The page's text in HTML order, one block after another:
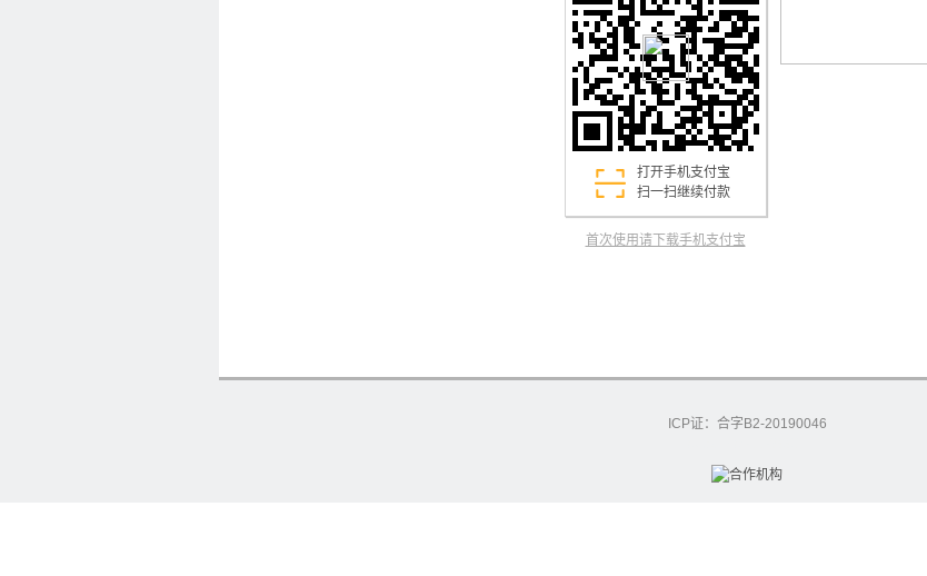
打开手机支付宝
扫一扫继续付款
首次使用请下载手机支付宝
ICP证：合字B2-20190046